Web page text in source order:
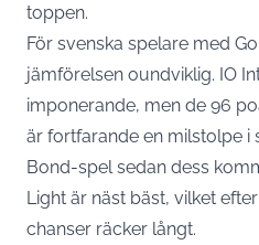
toppen.
För svenska spelare med
jämförelsen oundviklig. IO
imponerande, men de 96
är fortfarande en milstolpe i
Bond-spel sedan dess
Light är näst bäst, vilket
chanser räcker långt.